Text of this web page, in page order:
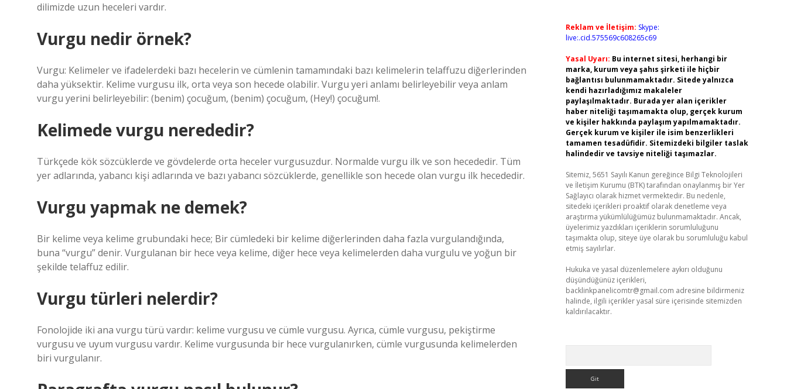
dilimizde uzun heceleri vardır.
Vurgu nedir örnek?
Vurgu: Kelimeler ve ifadelerdeki bazı hecelerin ve cümlenin tamamındaki bazı kelimelerin telaffuzu diğerlerinden
daha yüksektir. Kelime vurgusu ilk, orta veya son hecede olabilir. Vurgu yeri anlamı belirleyebilir veya anlam
vurgu yerini belirleyebilir: (benim) çocuğum, (benim) çocuğum, (Hey!) çocuğum!.
Kelimede vurgu nerededir?
Türkçede kök sözcüklerde ve gövdelerde orta heceler vurgusuzdur. Normalde vurgu ilk ve son hecededir. Tüm
yer adlarında, yabancı kişi adlarında ve bazı yabancı sözcüklerde, genellikle son hecede olan vurgu ilk hecededir.
Vurgu yapmak ne demek?
Bir kelime veya kelime grubundaki hece; Bir cümledeki bir kelime diğerlerinden daha fazla vurgulandığında,
buna “vurgu” denir. Vurgulanan bir hece veya kelime, diğer hece veya kelimelerden daha vurgulu ve yoğun bir
şekilde telaffuz edilir.
Vurgu türleri nelerdir?
Fonolojide iki ana vurgu türü vardır: kelime vurgusu ve cümle vurgusu. Ayrıca, cümle vurgusu, pekiştirme
vurgusu ve uyum vurgusu vardır. Kelime vurgusunda bir hece vurgulanırken, cümle vurgusunda kelimelerden
biri vurgulanır.
Reklam ve İletişim: Skype:
live:.cid.575569c608265c69
Yasal Uyarı: Bu internet sitesi, herhangi bir
marka, kurum veya şahıs şirketi ile hiçbir
bağlantısı bulunmamaktadır. Sitede yalnızca
kendi hazırladığımız makaleler
paylaşılmaktadır. Burada yer alan içerikler
haber niteliği taşımamakta olup, gerçek kurum
ve kişiler hakkında paylaşım yapılmamaktadır.
Gerçek kurum ve kişiler ile isim benzerlikleri
tamamen tesadüfidir. Sitemizdeki bilgiler taslak
halindedir ve tavsiye niteliği taşımazlar.
Sitemiz, 5651 Sayılı Kanun gereğince Bilgi Teknolojileri
ve İletişim Kurumu (BTK) tarafından onaylanmış bir Yer
Sağlayıcı olarak hizmet vermektedir. Bu nedenle,
sitedeki içerikleri proaktif olarak denetleme veya
araştırma yükümlülüğümüz bulunmamaktadır. Ancak,
üyelerimiz yazdıkları içeriklerin sorumluluğunu
taşımakta olup, siteye üye olarak bu sorumluluğu kabul
etmiş sayılırlar.
Hukuka ve yasal düzenlemelere aykırı olduğunu
düşündüğünüz içerikleri,
backlinkpanelicomtr@gmail.com adresine bildirmeniz
halinde, ilgili içerikler yasal süre içerisinde sitemizden
kaldırılacaktır.